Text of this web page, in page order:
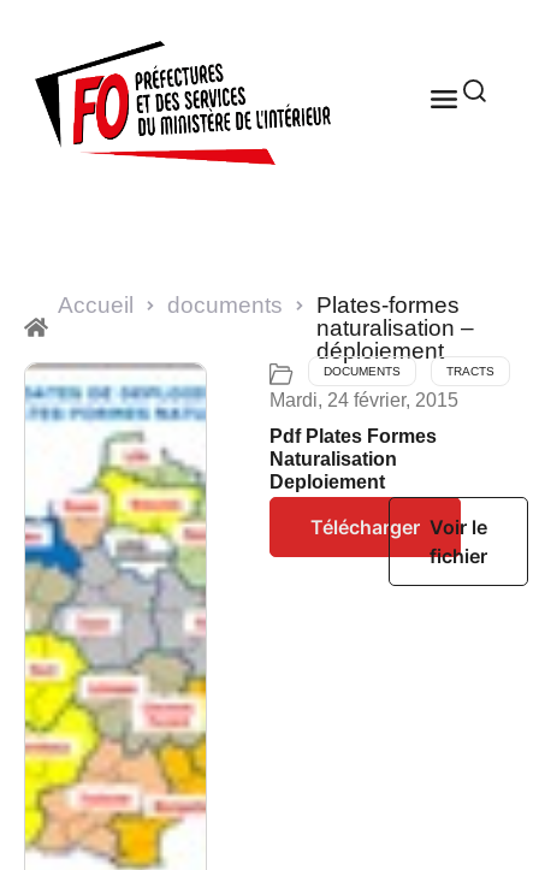
Accueil documents
Plates-formes
naturalisation –
déploiement
DOCUMENTS TRACTS
Mardi, 24 février, 2015
Pdf Plates Formes
Naturalisation
Deploiement
Télécharger Voir le
fichier